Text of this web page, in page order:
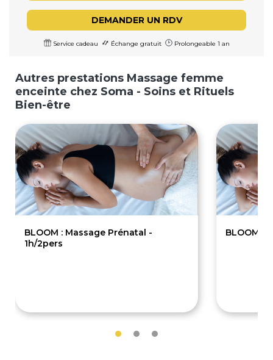
DEMANDER UN RDV
Service cadeau Échange gratuit Prolongeable 1 an
Autres prestations Massage femme
enceinte chez Soma - Soins et Rituels
Bien-être
BLOOM : Massage Prénatal -
1h/2pers
BLOOM :